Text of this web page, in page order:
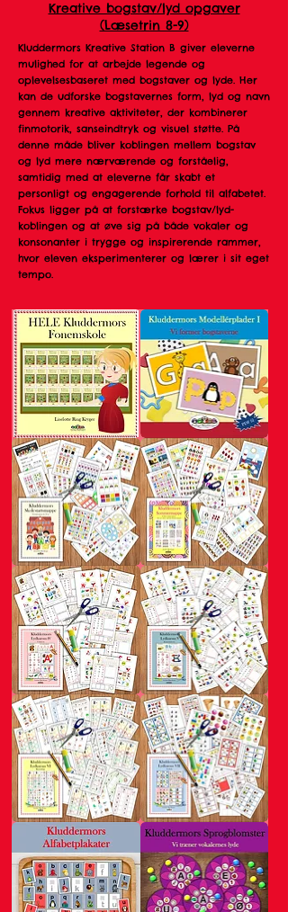
Kreative bogstav/lyd opgaver
(Læsetrin 8-9)
Kluddermors Kreative Station B giver eleverne
mulighed for at arbejde legende og
oplevelsesbaseret med bogstaver og lyde. Her
kan de udforske bogstavernes form, lyd og navn
gennem kreative aktiviteter, der kombinerer
finmotorik, sanseindtryk og visuel støtte. På
denne måde bliver koblingen mellem bogstav
og lyd mere nærværende og forståelig,
samtidig med at eleverne får skabt et
personligt og engagerende forhold til alfabetet.
Fokus ligger på at forstærke bogstav/lyd-
koblingen og at øve sig på både vokaler og
konsonanter i trygge og inspirerende rammer,
hvor eleven eksperimenterer og lærer i sit eget
tempo.
HELE
Kluddermors
Fonemskole
Kluddermors
Modellérplader
Kluddermors
Skolestartsmappe
Kluddermors
Sommermappe
Kluddermors
Lydkursus
IV
Kluddermors
Lydkursus
V
Kluddermors
Lydkursus
Kluddermors
Lydkursus